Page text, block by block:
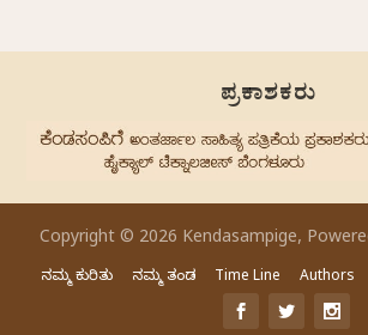
ಪ್ರಕಾಶಕರು
Copyright © 2026 Kendasampige,
ನಮ್ಮ ಕುರಿತು ನಮ್ಮ ತಂಡ Time Line Authors